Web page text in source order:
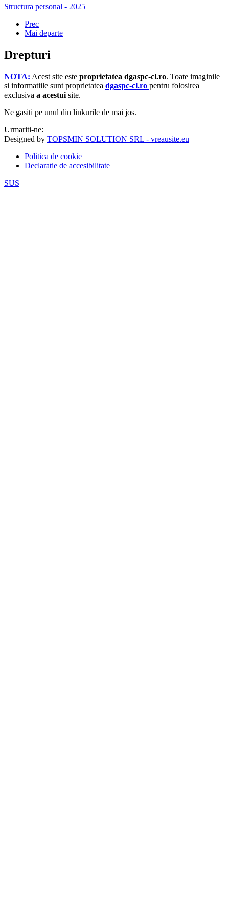
Structura personal - 2025
Prec
Mai departe
Drepturi
NOTA: Acest site este proprietatea dgaspc-cl.ro. Toate imaginile
si informatiile sunt proprietatea dgaspc-cl.ro pentru folosirea
exclusiva a acestui site.
Ne gasiti pe unul din linkurile de mai jos.
Urmariti-ne:
Designed by TOPSMIN SOLUTION SRL - vreausite.eu
Politica de cookie
Declaratie de accesibilitate
SUS